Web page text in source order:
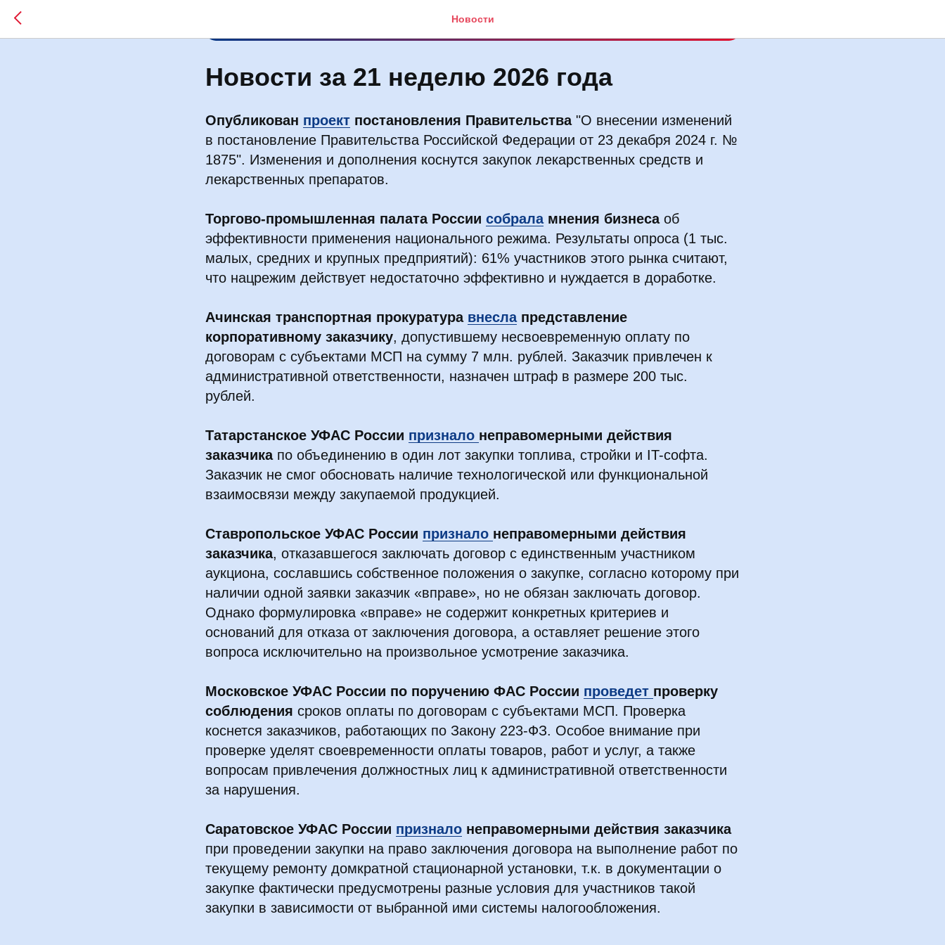
Новости
Новости за 21 неделю 2026 года
Опубликован проект постановления Правительства "О внесении изменений
в постановление Правительства Российской Федерации от 23 декабря 2024 г. №
1875". Изменения и дополнения коснутся закупок лекарственных средств и
лекарственных препаратов.
Торгово-промышленная палата России собраламнения бизнеса об
эффективности применения национального режима. Результаты опроса (1 тыс.
малых, средних и крупных предприятий): 61% участников этого рынка считают,
что нацрежим действует недостаточно эффективно и нуждается в доработке.
Ачинская транспортная прокуратура внеслапредставление
корпоративному заказчику, допустившему несвоевременную оплату по
договорам с субъектами МСП на сумму 7 млн. рублей. Заказчик привлечен к
административной ответственности, назначен штраф в размере 200 тыс.
рублей.
Татарстанское УФАС России признало неправомерными действия
заказчикапо объединению в один лот закупки топлива, стройки и IT-софта.
Заказчик не смог обосновать наличие технологической или функциональной
взаимосвязи между закупаемой продукцией.
Ставропольское УФАС России признало неправомерными действия
заказчика, отказавшегося заключать договор с единственным участником
аукциона, сославшись собственное положения о закупке, согласно которому при
наличии одной заявки заказчик «вправе», но не обязан заключать договор.
Однако формулировка «вправе» не содержит конкретных критериев и
оснований для отказа от заключения договора, а оставляет решение этого
вопроса исключительно на произвольное усмотрение заказчика.
Московское УФАС России по поручению ФАС России проведет проверку
соблюдения сроков оплаты по договорам с субъектами МСП. Проверка
коснется заказчиков, работающих по Закону 223-ФЗ. Особое внимание при
проверке уделят своевременности оплаты товаров, работ и услуг, а также
вопросам привлечения должностных лиц к административной ответственности
за нарушения.
Саратовское УФАС России признало неправомерными действия заказчика
при проведении закупки на право заключения договора на выполнение работ по
текущему ремонту домкратной стационарной установки, т.к. в документации о
закупке фактически предусмотрены разные условия для участников такой
закупки в зависимости от выбранной ими системы налогообложения.